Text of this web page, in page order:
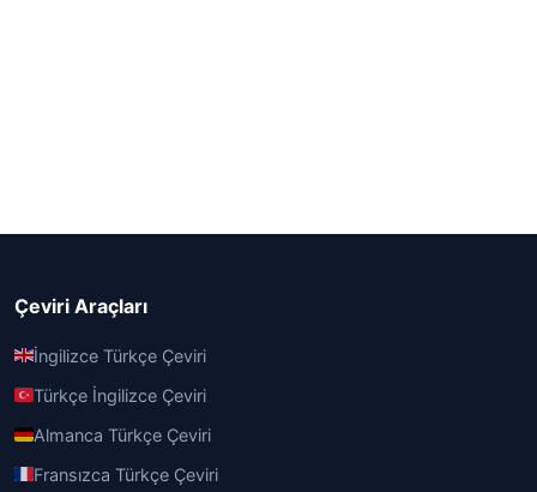
Çeviri Araçları
İngilizce Türkçe Çeviri
Türkçe İngilizce Çeviri
Almanca Türkçe Çeviri
Fransızca Türkçe Çeviri